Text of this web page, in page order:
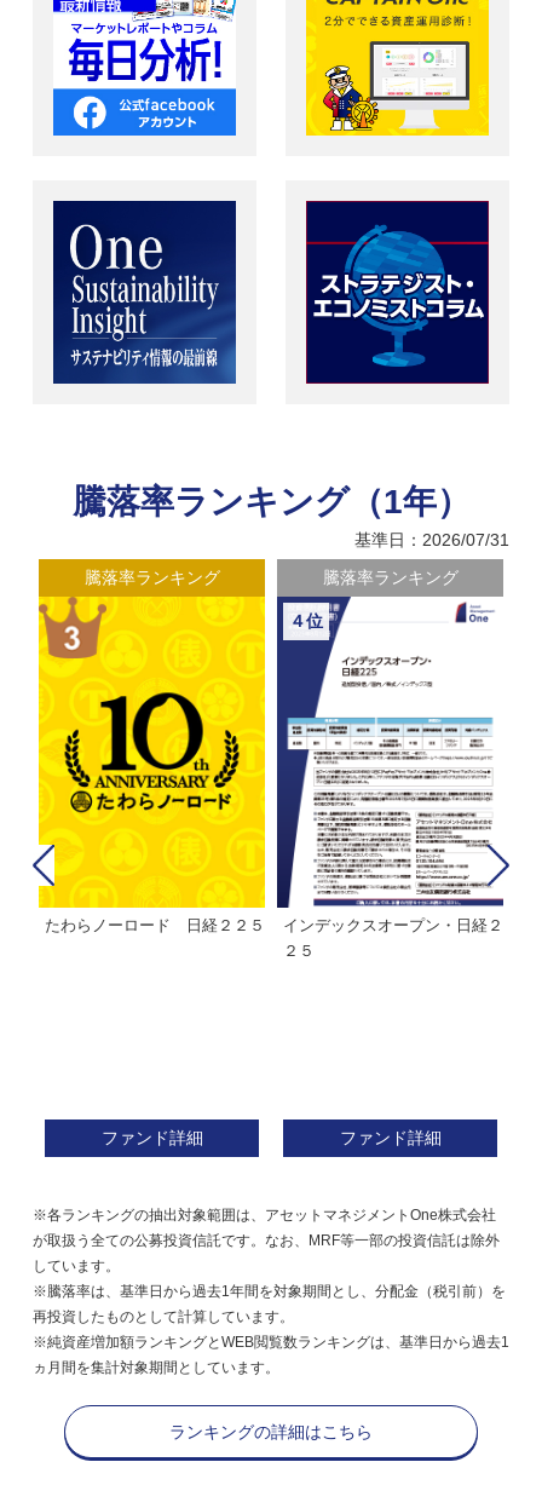
騰落率ランキング（1年）
基準日：2026/07/31
騰落率ランキング
たわらノーロード 日経２２５
ファンド詳細
騰落率ランキング
４位
インデックスオープン・日経２
２５
ファンド詳細
※各ランキングの抽出対象範囲は、アセットマネジメントOne株式会社
が取扱う全ての公募投資信託です。なお、MRF等一部の投資信託は除外
しています。
※騰落率は、基準日から過去1年間を対象期間とし、分配金（税引前）を
再投資したものとして計算しています。
※純資産増加額ランキングとWEB閲覧数ランキングは、基準日から過去1
ヵ月間を集計対象期間としています。
ランキングの詳細はこちら